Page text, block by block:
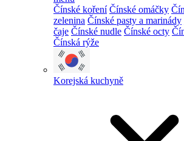
Čínské koření Čínské omáčky
zelenina Čínské pasty a marinády
čaje Čínské nudle Čínské octy
Čínská rýže
Korejská kuchyně